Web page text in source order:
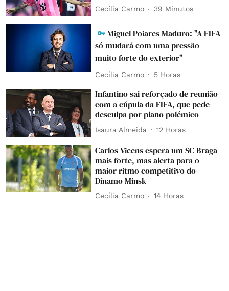
Cecília Carmo 39 Minutos
Miguel Poiares Maduro: "A FIFA
só mudará com uma pressão
muito forte do exterior"
Cecília Carmo 5 Horas
Infantino sai reforçado de reunião
com a cúpula da FIFA, que pede
desculpa por plano polémico
Isaura Almeida 12 Horas
Carlos Vicens espera um SC Braga
mais forte, mas alerta para o
maior ritmo competitivo do
Dínamo Minsk
Cecília Carmo 14 Horas